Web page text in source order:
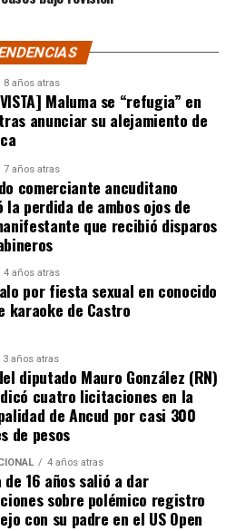
la actividad. «Nos
en la educación inicial de
a los padres por
a los profesionales
trabajo.
apoderado del jardín
como apoderados,
granito de arena,
en las actividades y
sea necesario», señaló.
la Familia en la Sala Cuna y
evidenció el compromiso
educación integral de los
a la familia como un pilar
y aprendizaje.
8 años atras
Maluma se “refugia” en
anunciar su alejamiento de
7 años atras
comerciante ancuditano
la perdida de ambos ojos de
que recibió disparos
4 años atras
por fiesta sexual en conocido
karaoke de Castro
3 años atras
diputado Mauro González (RN)
cuatro licitaciones en la
de Ancud por casi 300
de pesos
4 años atras
de 16 años salió a dar
sobre polémico registro
con su padre en el US Open